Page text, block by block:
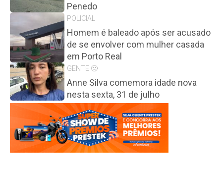
Penedo
POLICIAL
Homem é baleado após ser acusado
de se envolver com mulher casada
em Porto Real
GENTE 🙂
Anne Silva comemora idade nova
nesta sexta, 31 de julho